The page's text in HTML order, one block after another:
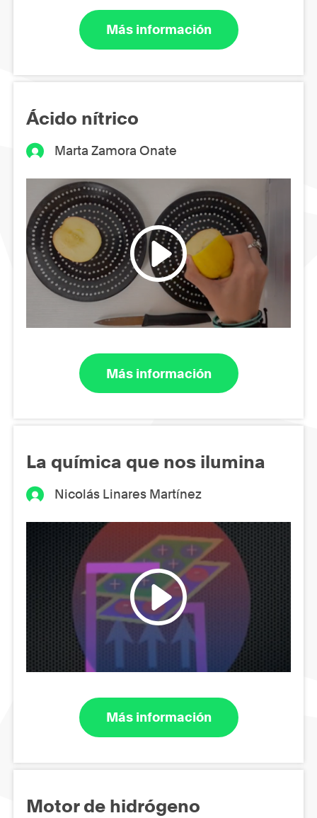
Más información
Ácido nítrico
Marta Zamora Onate
Más información
La química que nos ilumina
Nicolás Linares Martínez
Más información
Motor de hidrógeno